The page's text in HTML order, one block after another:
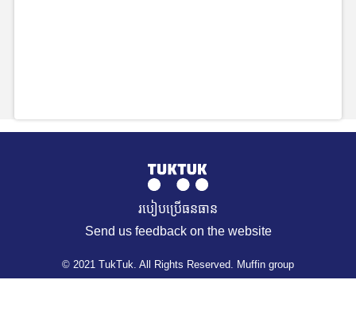
របៀបប្រើធនធាន
Send us feedback on the website
© 2021 TukTuk. All Rights Reserved. Muffin group